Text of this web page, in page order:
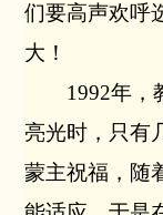
们要高声欢呼
大！
1992年，
亮光时，只有
蒙主祝福，随